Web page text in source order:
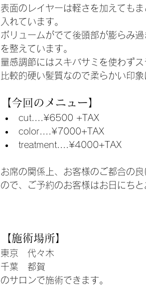
表面のレイヤーは軽さを加えても
入れています。
ボリュームがでて後頭部が膨らみ
を整えています。
量感調節にはスキバサミを使わず
比較的硬い髪質なので柔らかい印
【今回のメニュー】
cut....¥6500 +TAX
color....¥7000+TAX
treatment....¥4000+TAX
お席の関係上、お客様のご都合の
ので、ご予約のお客様はお日にち
【施術場所】
東京　代々木
千葉　都賀
のサロンで施術できます。